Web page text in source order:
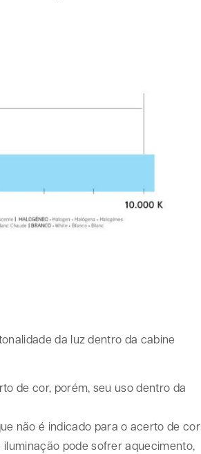
da luz dentro da cabine
de cor, porém, seu uso dentro da
não é indicado para o acerto de cor
pode sofrer aquecimento,